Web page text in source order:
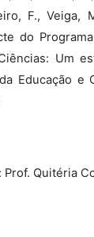
F., Veiga,
do
Um
Educação e
Prof. Quitéria